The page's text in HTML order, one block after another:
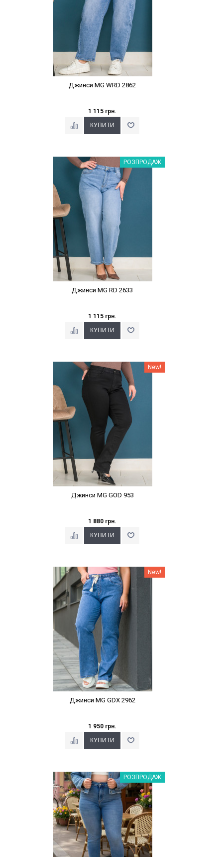
Джинси MG WRD 2862
1 115 грн.
Наклейки Варіант з %РОЗПРОДАЖ
Джинси MG RD 2633
1 115 грн.
Наклейки Варіант з % New!
Джинси MG GOD 953
1 880 грн.
Наклейки Варіант з % New!
Джинси MG GDX 2962
1 950 грн.
Наклейки Варіант з %РОЗПРОДАЖ